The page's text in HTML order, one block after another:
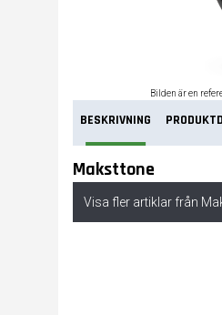
Bilden är en
BESKRIVNING
Maksttone
Visa fler artiklar från